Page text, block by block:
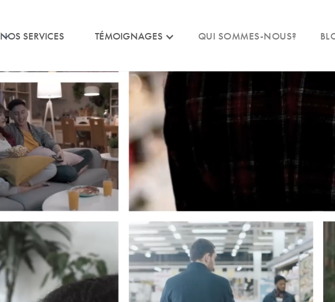
NOS SERVICES TÉMOIGNAGES QUI SOMMES-NOUS?